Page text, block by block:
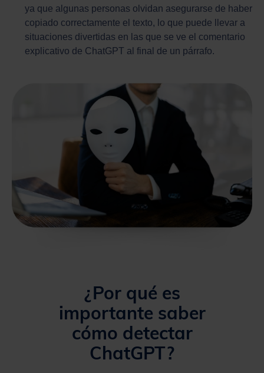
ya que algunas personas olvidan asegurarse de haber
copiado correctamente el texto, lo que puede llevar a
situaciones divertidas en las que se ve el comentario
explicativo de ChatGPT al final de un párrafo.
¿Por qué es
importante saber
cómo detectar
ChatGPT?